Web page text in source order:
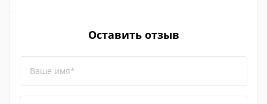
Оставить отзыв
Ваше имя*